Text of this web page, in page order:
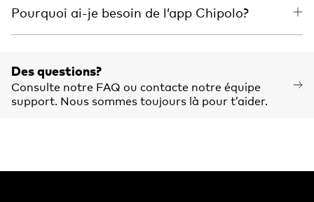
Pourquoi ai-je besoin de l’app Chipolo?
Des questions?
Consulte notre FAQ ou contacte notre équipe
support. Nous sommes toujours là pour t’aider.